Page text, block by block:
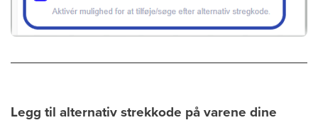
Legg til alternativ strekkode på varene dine